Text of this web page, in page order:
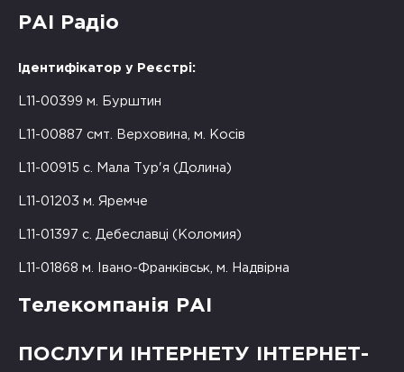
РАІ Радіо
Ідентифікатор у Реєстрі:
L11-00399 м. Бурштин
L11-00887 смт. Верховина, м. Косів
L11-00915 с. Мала Тур'я (Долина)
L11-01203 м. Яремче
L11-01397 с. Дебеславці (Коломия)
L11-01868 м. Івано-Франківськ, м. Надвірна
Телекомпанія РАІ
ПОСЛУГИ ІНТЕРНЕТУ ІНТЕРНЕТ-